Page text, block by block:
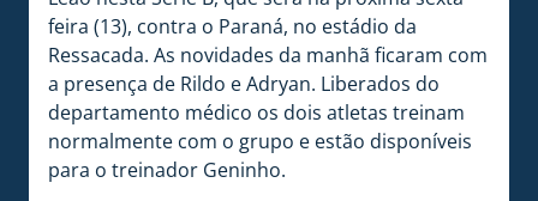
feira (13), contra o Paraná, no estádio da
Ressacada. As novidades da manhã ficaram com
a presença de Rildo e Adryan. Liberados do
departamento médico os dois atletas treinam
normalmente com o grupo e estão disponíveis
para o treinador Geninho.